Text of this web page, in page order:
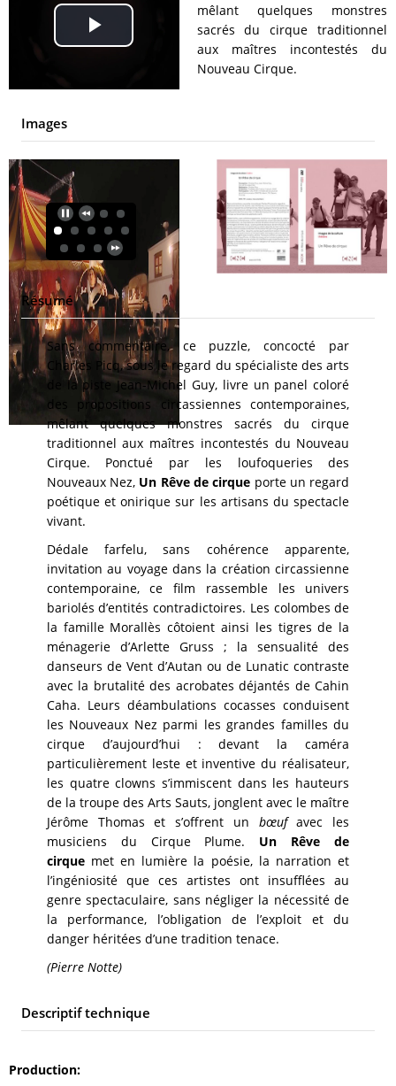
Play
Video
mêlant quelques monstres
sacrés du cirque traditionnel
aux maîtres incontestés du
Nouveau Cirque.
Images
Résumé
Sans commentaire, ce puzzle, concocté par
Charles Picq, sous le regard du spécialiste des arts
de la piste Jean-Michel Guy, livre un panel coloré
des propositions circassiennes contemporaines,
mêlant quelques monstres sacrés du cirque
traditionnel aux maîtres incontestés du Nouveau
Cirque. Ponctué par les loufoqueries des
Nouveaux Nez, Un Rêve de cirque porte un regard
poétique et onirique sur les artisans du spectacle
vivant.
Dédale farfelu, sans cohérence apparente,
invitation au voyage dans la création circassienne
contemporaine, ce film rassemble les univers
bariolés d’entités contradictoires. Les colombes de
la famille Morallès côtoient ainsi les tigres de la
ménagerie d’Arlette Gruss ; la sensualité des
danseurs de Vent d’Autan ou de Lunatic contraste
avec la brutalité des acrobates déjantés de Cahin
Caha. Leurs déambulations cocasses conduisent
les Nouveaux Nez parmi les grandes familles du
cirque d’aujourd’hui : devant la caméra
particulièrement leste et inventive du réalisateur,
les quatre clowns s’immiscent dans les hauteurs
de la troupe des Arts Sauts, jonglent avec le maître
Jérôme Thomas et s’offrent un bœufavec les
musiciens du Cirque Plume. Un Rêve de
cirquemet en lumière la poésie, la narration et
l’ingéniosité que ces artistes ont insufflées au
genre spectaculaire, sans négliger la nécessité de
la performance, l’obligation de l’exploit et du
danger héritées d’une tradition tenace.
(Pierre Notte)
Descriptif technique
Production